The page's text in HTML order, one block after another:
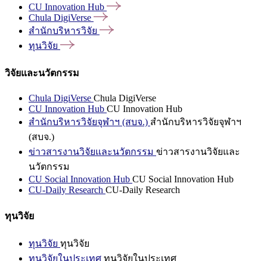
CU Innovation Hub
Chula DigiVerse
สำนักบริหารวิจัย
ทุนวิจัย
วิจัยและนวัตกรรม
Chula DigiVerse Chula DigiVerse
CU Innovation Hub CU Innovation Hub
สำนักบริหารวิจัยจุฬาฯ (สบจ.) สำนักบริหารวิจัยจุฬาฯ
(สบจ.)
ข่าวสารงานวิจัยและนวัตกรรม ข่าวสารงานวิจัยและ
นวัตกรรม
CU Social Innovation Hub CU Social Innovation Hub
CU-Daily Research CU-Daily Research
ทุนวิจัย
ทุนวิจัย ทุนวิจัย
ทุนวิจัยในประเทศ ทุนวิจัยในประเทศ